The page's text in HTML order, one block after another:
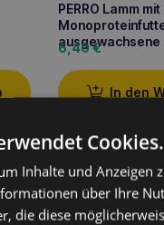
PERRO Lamm
ausgewachsene
6,40€
In den
Cookies.
Inhalte und Anzeigen
über Ihre
die diese